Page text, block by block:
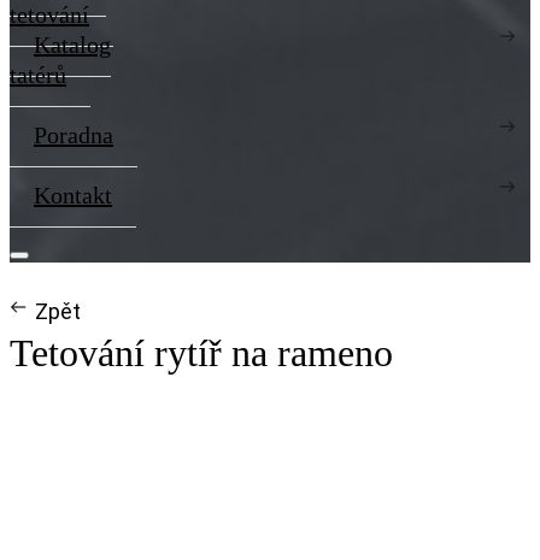
tetování
Katalog
tatérů
Poradna
Kontakt
Zpět
Tetování rytíř na rameno